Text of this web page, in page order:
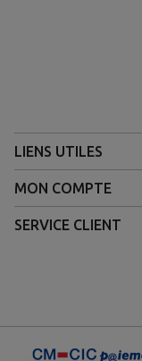
LIENS UTILES
MON COMPTE
SERVICE CLIENT